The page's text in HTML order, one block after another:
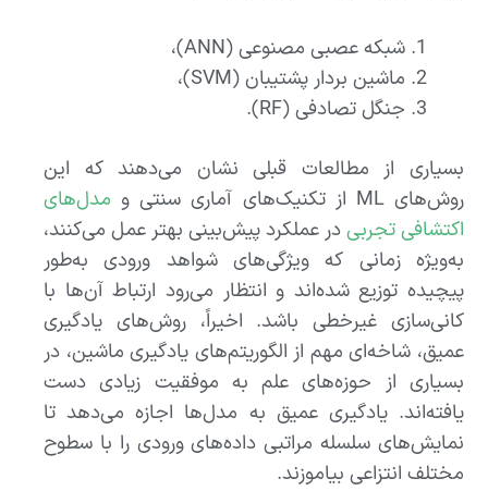
شبکه عصبی مصنوعی (ANN)،
ماشین بردار پشتیبان (SVM)،
جنگل تصادفی (RF).
بسیاری از مطالعات قبلی نشان می‌دهند که این
روش‌های ML از تکنیک‌های آماری سنتی و
مدل‌های
اکتشافی تجربیدر عملکرد پیش‌بینی بهتر عمل می‌کنند،
به‌ویژه زمانی که ویژگی‌های شواهد ورودی به‌طور
پیچیده توزیع شده‌اند و انتظار می‌رود ارتباط آن‌ها با
کانی‌سازی غیرخطی باشد. اخیراً، روش‌های یادگیری
عمیق، شاخه‌ای مهم از الگوریتم‌های یادگیری ماشین، در
بسیاری از حوزه‌های علم به موفقیت زیادی دست
یافته‌اند. یادگیری عمیق به مدل‌ها اجازه می‌دهد تا
نمایش‌های سلسله مراتبی داده‌های ورودی را با سطوح
مختلف انتزاعی بیاموزند.